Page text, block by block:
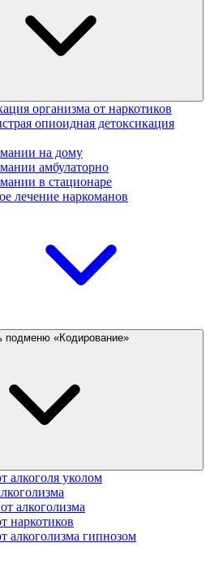
организма от наркотиков
опиоидная детоксикация
на дому
амбулаторно
в стационаре
лечение наркоманов
подменю «Кодирование»
алкоголя уколом
алкоголизма
наркотиков
алкоголизма гипнозом